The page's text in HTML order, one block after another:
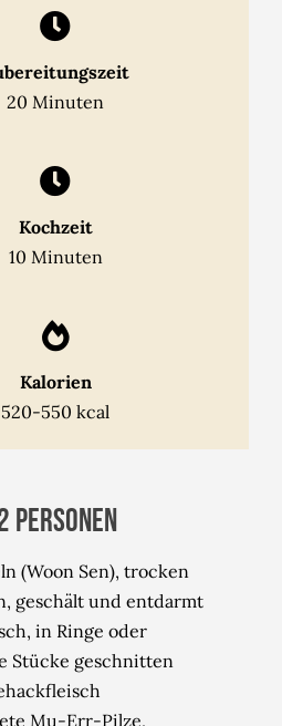
20 Minuten
Kochzeit
10 Minuten
Kalorien
520-550 kcal
Personen
(Woon Sen), trocken
geschält und entdarmt
in Ringe oder
Stücke geschnitten
Mu-Err-Pilze,